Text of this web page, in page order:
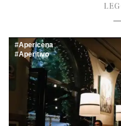
Apericena
Aperitivo